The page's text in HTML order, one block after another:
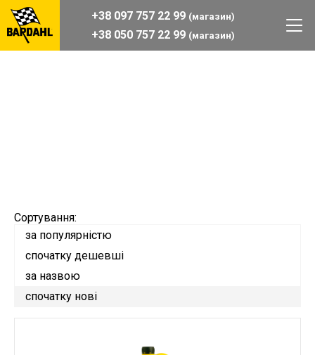
+38 097 757 22 99 (магазин)
+38 050 757 22 99 (магазин)
Сортування:
за популярністю
спочатку дешевші
за назвою
спочатку нові